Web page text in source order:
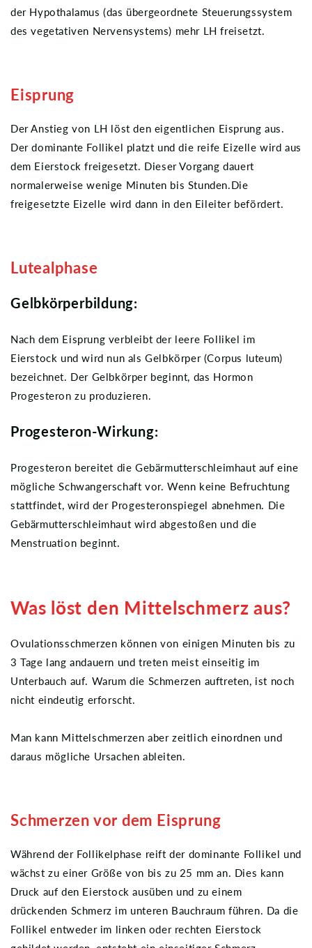
der Hypothalamus (das übergeordnete Steuerungssystem
des vegetativen Nervensystems) mehr LH freisetzt.
Eisprung
Der Anstieg von LH löst den eigentlichen Eisprung aus.
Der dominante Follikel platzt und die reife Eizelle wird aus
dem Eierstock freigesetzt. Dieser Vorgang dauert
normalerweise wenige Minuten bis Stunden.Die
freigesetzte Eizelle wird dann in den Eileiter befördert.
Lutealphase
Gelbkörperbildung:
Nach dem Eisprung verbleibt der leere Follikel im
Eierstock und wird nun als Gelbkörper (Corpus luteum)
bezeichnet. Der Gelbkörper beginnt, das Hormon
Progesteron zu produzieren.
Progesteron-Wirkung:
Progesteron bereitet die Gebärmutterschleimhaut auf eine
mögliche Schwangerschaft vor. Wenn keine Befruchtung
stattfindet, wird der Progesteronspiegel abnehmen. Die
Gebärmutterschleimhaut wird abgestoßen und die
Menstruation beginnt.
Was löst den Mittelschmerz aus?
Ovulationsschmerzen können von einigen Minuten bis zu
3 Tage lang andauern und treten meist einseitig im
Unterbauch auf. Warum die Schmerzen auftreten, ist noch
nicht eindeutig erforscht.
Man kann Mittelschmerzen aber zeitlich einordnen und
daraus mögliche Ursachen ableiten.
Schmerzen vor dem Eisprung
Während der Follikelphase reift der dominante Follikel und
wächst zu einer Größe von bis zu 25 mm an. Dies kann
Druck auf den Eierstock ausüben und zu einem
drückenden Schmerz im unteren Bauchraum führen. Da die
Follikel entweder im linken oder rechten Eierstock